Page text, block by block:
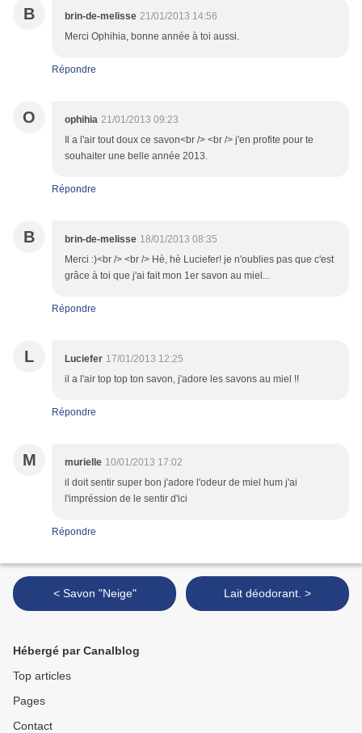
B brin-de-melisse 21/01/2013 14:56
Merci Ophihia, bonne année à toi aussi.
Répondre
O ophihia 21/01/2013 09:23
Il a l'air tout doux ce savon<br /> <br /> j'en profite pour te
souhaiter une belle année 2013.
Répondre
B brin-de-melisse 18/01/2013 08:35
Merci :)<br /> <br /> Hè, hè Luciefer! je n'oublies pas que c'est
grâce à toi que j'ai fait mon 1er savon au miel...
Répondre
L Luciefer 17/01/2013 12:25
il a l'air top top ton savon, j'adore les savons au miel !!
Répondre
M murielle 10/01/2013 17:02
il doit sentir super bon j'adore l'odeur de miel hum j'ai
l'impréssion de le sentir d'ici
Répondre
< Savon "Neige" Lait déodorant. >
Hébergé par Canalblog
Top articles
Pages
Contact